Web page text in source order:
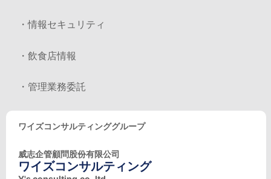
・情報セキュリティ
・飲食店情報
・管理業務委託
ワイズコンサルティンググループ
威志企管顧問股份有限公司
ワイズコンサルティング